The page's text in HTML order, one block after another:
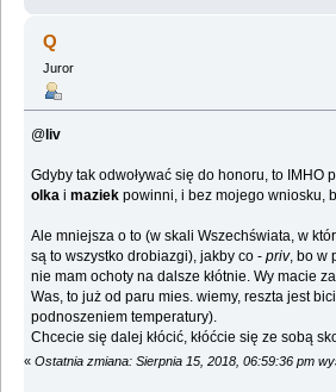
Q
Juror
@ liv
Gdyby tak odwoływać się do honoru, to IMHO
olka imaziek powinni, i bez mojego wniosku,
Ale mniejsza o to (w skali Wszechświata, w
są to wszystko drobiazgi), jakby co -priv, bo w
nie mam ochoty na dalsze kłótnie. Wy macie
Was, to już od paru mies. wiemy, reszta jest
podnoszeniem temperatury).
Chcecie się dalej kłócić, kłóćcie się ze sobą
« Ostatnia zmiana: Sierpnia 15, 2018, 06:59:36 pm